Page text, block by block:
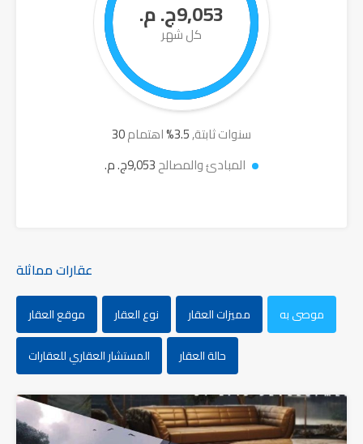
9,053ج. م.
كل شهر
30 سنوات ثابتة,3.5
%اهتمام
المبادئ والمصالح9,053ج. م.
عقارات مماثلة
موصى به مميزات العقار نوع العقار
موقع العقار
حالة العقار
المستشار العقاري للعقارات